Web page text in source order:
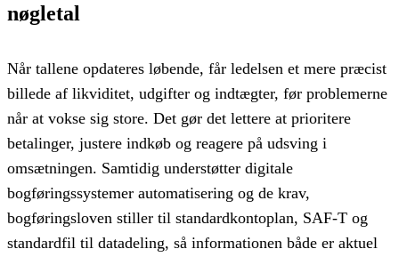
nøgletal
Når tallene opdateres løbende, får ledelsen et mere præcist
billede af likviditet, udgifter og indtægter, før problemerne
når at vokse sig store. Det gør det lettere at prioritere
betalinger, justere indkøb og reagere på udsving i
omsætningen. Samtidig understøtter digitale
bogføringssystemer automatisering og de krav,
bogføringsloven stiller til standardkontoplan, SAF-T og
standardfil til datadeling, så informationen både er aktuel